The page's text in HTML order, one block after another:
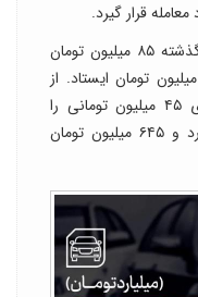
شاهین اتوماتیک پلاس نسبت به روز گذشته ۸۵ میلیون تومان
ارزان شد و روی قله ۲ میلیارد و ۵۵۰ میلیون تومان ایستاد. از
سوی دیگر، ساینا اتوماتیک کاهش بهای ۴۵ میلیون تومانی را
پشت سر گذاشت تا با نرخ یک میلیارد و ۶۴۵ میلیون تومان